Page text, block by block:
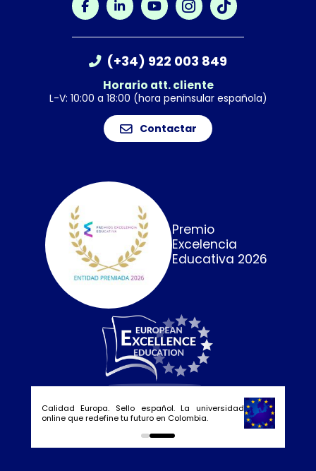
(+34) 922 003 849
Horario att. cliente
L-V: 10:00 a 18:00 (hora peninsular española)
Contactar
Premio
Excelencia
Educativa 2026
Calidad Europa. Sello español. La universidad
online que redefine tu futuro en Colombia.
0 1